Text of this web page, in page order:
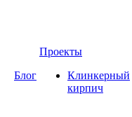
Блог
Проекты
Клинкерный
кирпич